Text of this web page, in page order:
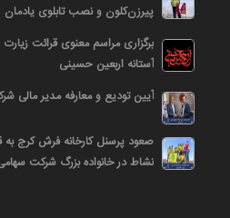
پیرزن‌کلون و نصب تابلوی یادمان
برگزاری مراسم معنوی قرائت
آستانه اربعین حسینی
آیین تودیع و معارفه مدیر مالی
صعود پرسنل کارخانه فرش کرج به
نشاط در خانواده بزرگ شرکت